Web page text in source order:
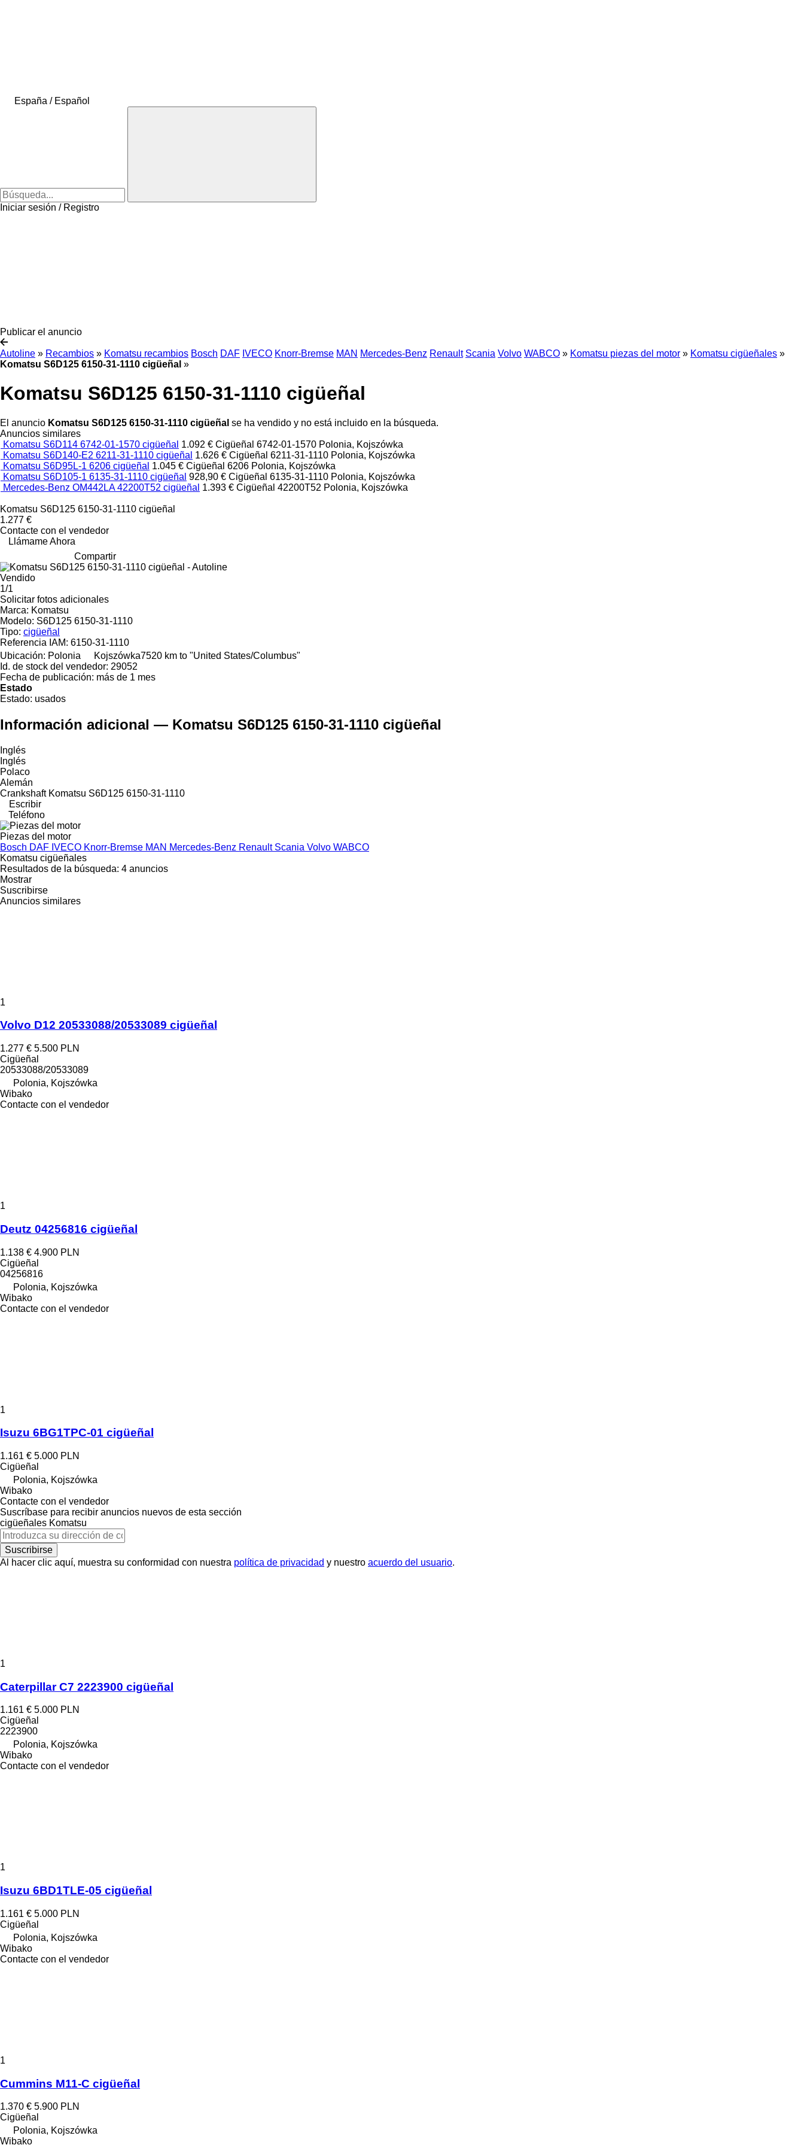
España / Español
Iniciar sesión / Registro
Publicar el anuncio
Autoline » Recambios » Komatsu recambios Bosch DAF IVECO Knorr-Bremse MAN Mercedes-Benz Renault Scania Volvo WABCO » Komatsu piezas del motor » Komatsu cigüeñales »
Komatsu S6D125 6150-31-1110 cigüeñal »
Komatsu S6D125 6150-31-1110 cigüeñal
El anuncio Komatsu S6D125 6150-31-1110 cigüeñal se ha vendido y no está incluido en la búsqueda.
Anuncios similares
Komatsu S6D114 6742-01-1570 cigüeñal 1.092 € Cigüeñal 6742-01-1570 Polonia, Kojszówka
Komatsu S6D140-E2 6211-31-1110 cigüeñal 1.626 € Cigüeñal 6211-31-1110 Polonia, Kojszówka
Komatsu S6D95L-1 6206 cigüeñal 1.045 € Cigüeñal 6206 Polonia, Kojszówka
Komatsu S6D105-1 6135-31-1110 cigüeñal 928,90 € Cigüeñal 6135-31-1110 Polonia, Kojszówka
Mercedes-Benz OM442LA 42200T52 cigüeñal 1.393 € Cigüeñal 42200T52 Polonia, Kojszówka
Komatsu S6D125 6150-31-1110 cigüeñal
1.277 €
Contacte con el vendedor
Llámame Ahora
Compartir
Vendido
1/1
Solicitar fotos adicionales
Marca: Komatsu
Modelo: S6D125 6150-31-1110
Tipo: cigüeñal
Referencia IAM: 6150-31-1110
Ubicación: Polonia Kojszówka7520 km to "United States/Columbus"
Id. de stock del vendedor: 29052
Fecha de publicación: más de 1 mes
Estado
Estado: usados
Información adicional — Komatsu S6D125 6150-31-1110 cigüeñal
Inglés
Inglés
Polaco
Alemán
Crankshaft Komatsu S6D125 6150-31-1110
Escribir
Teléfono
Piezas del motor
Bosch DAF IVECO Knorr-Bremse MAN Mercedes-Benz Renault Scania Volvo WABCO
Komatsu cigüeñales
Resultados de la búsqueda: 4 anuncios
Mostrar
Suscribirse
Anuncios similares
1
Volvo D12 20533088/20533089 cigüeñal
1.277 € 5.500 PLN
Cigüeñal
20533088/20533089
Polonia, Kojszówka
Wibako
Contacte con el vendedor
1
Deutz 04256816 cigüeñal
1.138 € 4.900 PLN
Cigüeñal
04256816
Polonia, Kojszówka
Wibako
Contacte con el vendedor
1
Isuzu 6BG1TPC-01 cigüeñal
1.161 € 5.000 PLN
Cigüeñal
Polonia, Kojszówka
Wibako
Contacte con el vendedor
Suscríbase para recibir anuncios nuevos de esta sección
cigüeñales Komatsu
Suscribirse
Al hacer clic aquí, muestra su conformidad con nuestra política de privacidad y nuestro acuerdo del usuario.
1
Caterpillar C7 2223900 cigüeñal
1.161 € 5.000 PLN
Cigüeñal
2223900
Polonia, Kojszówka
Wibako
Contacte con el vendedor
1
Isuzu 6BD1TLE-05 cigüeñal
1.161 € 5.000 PLN
Cigüeñal
Polonia, Kojszówka
Wibako
Contacte con el vendedor
1
Cummins M11-C cigüeñal
1.370 € 5.900 PLN
Cigüeñal
Polonia, Kojszówka
Wibako